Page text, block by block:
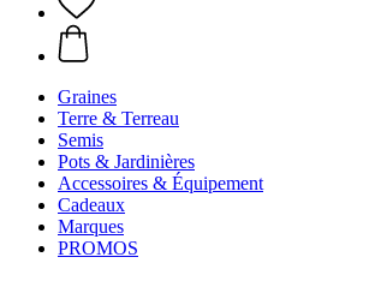
Graines
Terre & Terreau
Semis
Pots & Jardinières
Accessoires & Équipement
Cadeaux
Marques
PROMOS